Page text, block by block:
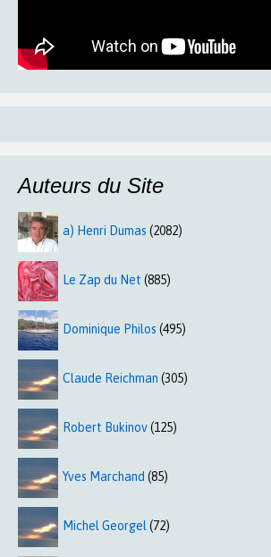
Auteurs du Site
a) Henri Dumas (2082)
Le Zap du Net (885)
Dominique Philos (495)
Claude Reichman (305)
Robert Bukinov(125)
Yves Marchand (85)
Michel Georgel (72)